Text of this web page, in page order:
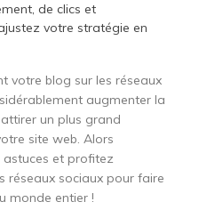
de clics et
votre stratégie en
votre blog sur les réseaux
augmenter la
un plus grand
site web. Alors
astuces et profitez
réseaux sociaux pour faire
monde entier !